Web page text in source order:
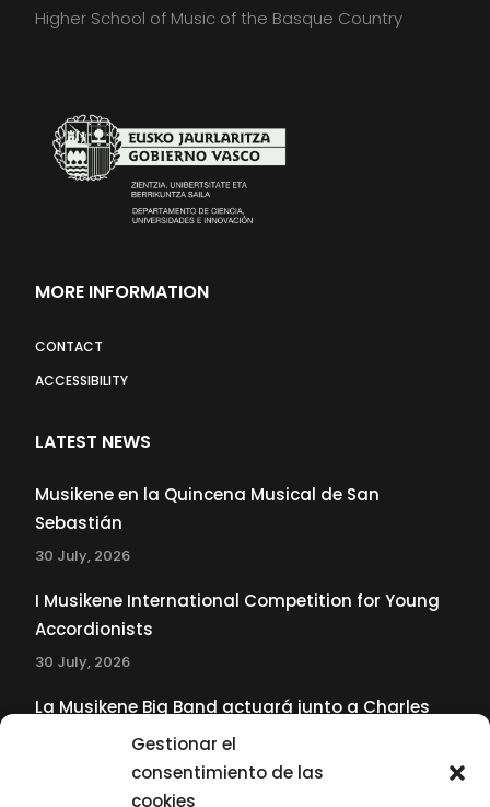
Gestionar el
consentimiento de las
cookies
Higher School of Music of the Basque Country
MORE INFORMATION
CONTACT
ACCESSIBILITY
LATEST NEWS
Musikene en la Quincena Musical de San
Sebastián
30 July, 2026
I Musikene International Competition for Young
Accordionists
30 July, 2026
La Musikene Big Band actuará junto a Charles
Tolliver en el 61 Jazzaldia